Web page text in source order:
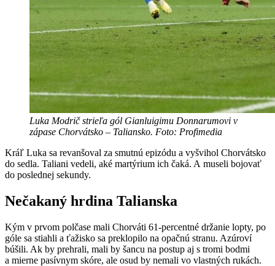
Luka Modrič strieľa gól Gianluigimu Donnarumovi v
zápase Chorvátsko – Taliansko. Foto: Profimedia
Kráľ Luka sa revanšoval za smutnú epizódu a vyšvihol Chorvátsko
do sedla. Taliani vedeli, aké martýrium ich čaká. A museli bojovať
do poslednej sekundy.
Nečakaný hrdina Talianska
Kým v prvom polčase mali Chorváti 61-percentné držanie lopty, po
góle sa stiahli a ťažisko sa preklopilo na opačnú stranu. Azúroví
búšili. Ak by prehrali, mali by šancu na postup aj s tromi bodmi
a mierne pasívnym skóre, ale osud by nemali vo vlastných rukách.